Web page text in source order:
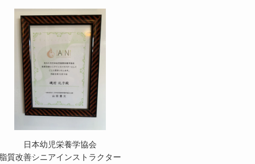
日本幼児栄養学協会
脂質改善シニアインストラクター